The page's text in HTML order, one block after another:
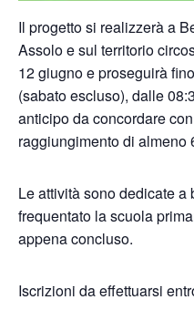
Il progetto si realizzerà a
Assolo e sul territorio
12 giugno e proseguirà
(sabato escluso), dalle
anticipo da concordare
raggiungimento di almeno
Le attività sono dedicate
frequentato la scuola
appena concluso.
Iscrizioni da effettuarsi